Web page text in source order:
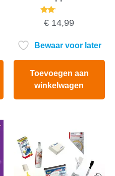
Gewaardeerd
2.00
€ 14,99
Bewaar voor later
Toevoegen aan
winkelwagen